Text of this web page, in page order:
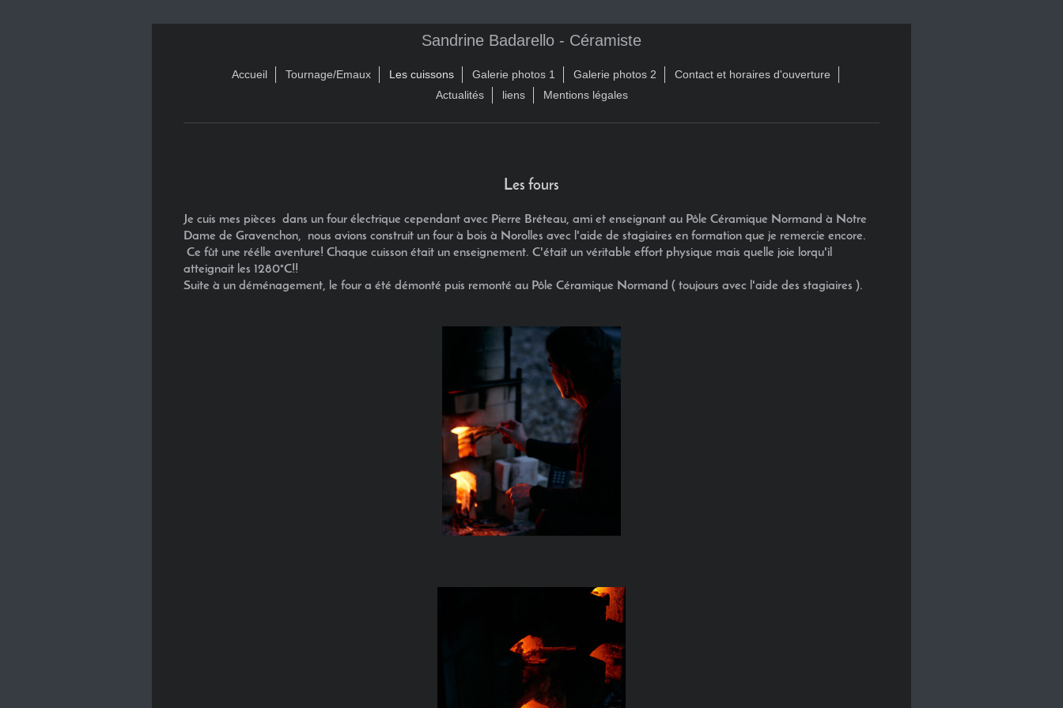
Sandrine Badarello - Céramiste
Accueil Tournage/Emaux Les cuissons Galerie photos 1 Galerie photos 2
Contact et horaires d'ouverture
Actualités
liens Mentions légales
Les fours
Je cuis mes pièces dans un four électrique cependant avec Pierre Bréteau, ami et enseignant au Pôle Céramique Normand à Notre
Dame de Gravenchon, nous avions construit un four à bois à Norolles avec l'aide de stagiaires en formation que je remercie encore.
Ce fût une réélle aventure! Chaque cuisson était un enseignement. C'était un véritable effort physique mais quelle joie lorqu'il
atteignait les 1280°C!!
Suite à un déménagement, le four a été démonté puis remonté au Pôle Céramique Normand ( toujours avec l'aide des stagiaires ).